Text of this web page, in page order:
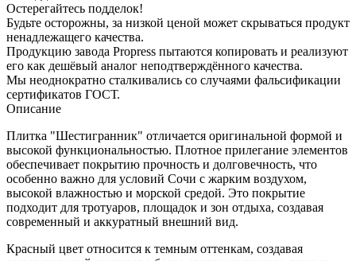
Остерегайтесь подделок!
Будьте осторожны, за низкой ценой может скрываться продукт
ненадлежащего качества.
Продукцию завода Propress пытаются копировать и реализуют
его как дешёвый аналог неподтверждённого качества.
Мы неоднократно сталкивались со случаями фальсификации
сертификатов ГОСТ.
Описание
Плитка "Шестигранник" отличается оригинальной формой и
высокой функциональностью. Плотное прилегание элементов
обеспечивает покрытию прочность и долговечность, что
особенно важно для условий Сочи с жарким воздухом,
высокой влажностью и морской средой. Это покрытие
подходит для тротуаров, площадок и зон отдыха, создавая
современный и аккуратный внешний вид.
Красный цвет относится к темным оттенкам, создавая